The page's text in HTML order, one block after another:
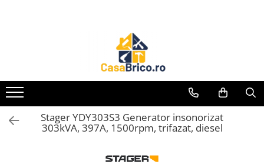
Aparate de sudura MMA invertor
(cu electrod)
Aparate de sudura MMA
transformator (cu electrod)
Stager YDY303S3 Generator insonorizat
303kVA, 397A, 1500rpm, trifazat, diesel